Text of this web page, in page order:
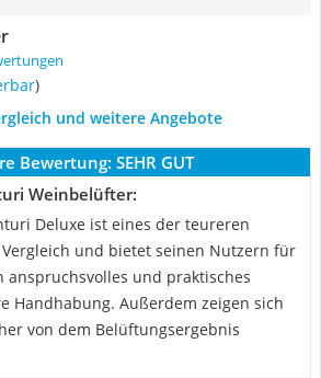
)
und weitere Angebote
Bewertung: SEHR GUT
Weinbelüfter:
Deluxe ist eines der teureren
und bietet seinen Nutzern für
anspruchsvolles und praktisches
Handhabung. Außerdem zeigen sich
von dem Belüftungsergebnis